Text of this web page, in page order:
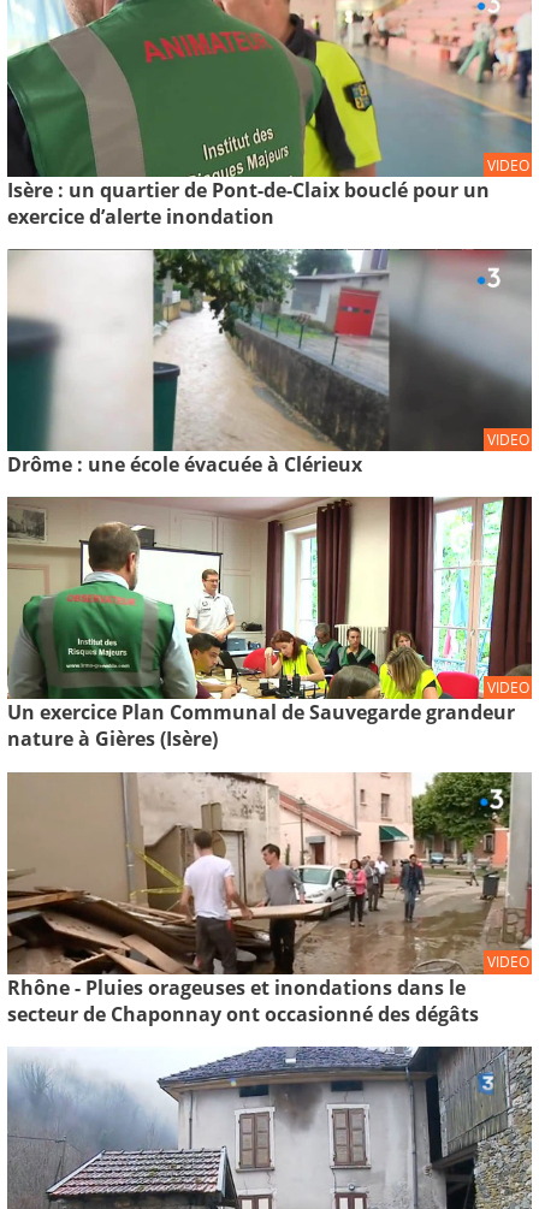
VIDEO
Isère : un quartier de Pont-de-Claix bouclé pour un
exercice d’alerte inondation
VIDEO
Drôme : une école évacuée à Clérieux
VIDEO
Un exercice Plan Communal de Sauvegarde grandeur
nature à Gières (Isère)
VIDEO
Rhône - Pluies orageuses et inondations dans le
secteur de Chaponnay ont occasionné des dégâts